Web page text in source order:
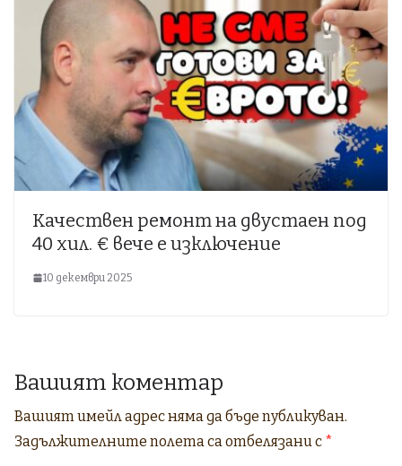
Качествен ремонт на двустаен под
40 хил. € вече е изключение
10 декември 2025
Вашият коментар
Вашият имейл адрес няма да бъде публикуван.
Задължителните полета са отбелязани с *